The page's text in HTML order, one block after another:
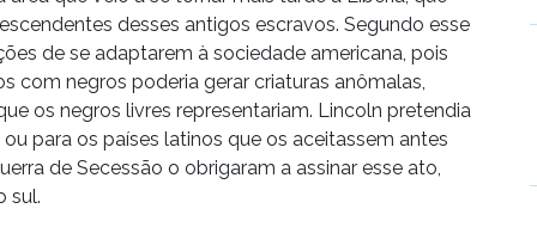
desses antigos escravos. Segundo esse
de se adaptarem à sociedade americana, pois
com negros poderia gerar criaturas anômalas,
os negros livres representariam. Lincoln pretendia
para os países latinos que os aceitassem antes
de Secessão o obrigaram a assinar esse ato,
sul.